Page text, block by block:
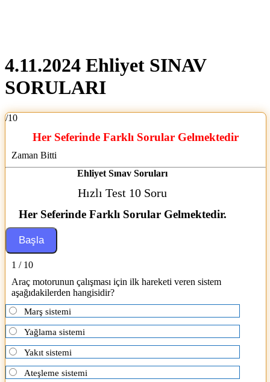
4.11.2024 Ehliyet SINAV
SORULARI
/10
Her Seferinde Farklı Sorular Gelmektedir
Zaman Bitti
Ehliyet Sınav Soruları
Hızlı Test 10 Soru
Her Seferinde Farklı Sorular Gelmektedir.
1 / 10
Araç motorunun çalışması için ilk hareketi veren sistem
aşağıdakilerden hangisidir?
Marş sistemi
Yağlama sistemi
Yakıt sistemi
Ateşleme sistemi